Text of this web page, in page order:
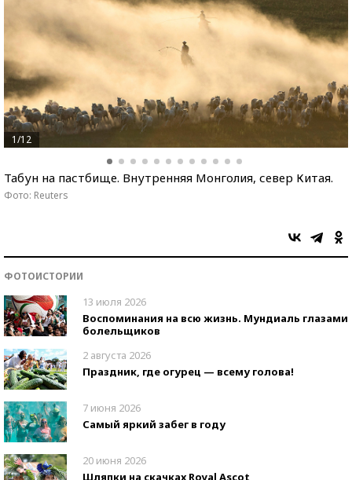
1/12
Табун на пастбище. Внутренняя Монголия, север Китая.
Фото: Reuters
ФОТОИСТОРИИ
13 июля 2026
Воспоминания на всю жизнь. Мундиаль глазами
болельщиков
2 августа 2026
Праздник, где огурец — всему голова!
7 июня 2026
Самый яркий забег в году
20 июня 2026
Шляпки на скачках Royal Ascot